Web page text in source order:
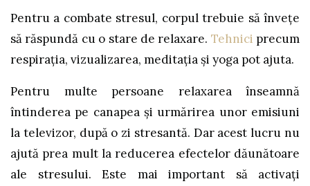
Pentru a combate stresul, corpul trebuie să învețe
să răspundă cu o stare de relaxare. Tehnici precum
respirația, vizualizarea, meditația și yoga pot ajuta.
Pentru multe persoane relaxarea înseamnă
întinderea pe canapea și urmărirea unor emisiuni
la televizor, după o zi stresantă. Dar acest lucru nu
ajută prea mult la reducerea efectelor dăunătoare
ale stresului. Este mai important să activați